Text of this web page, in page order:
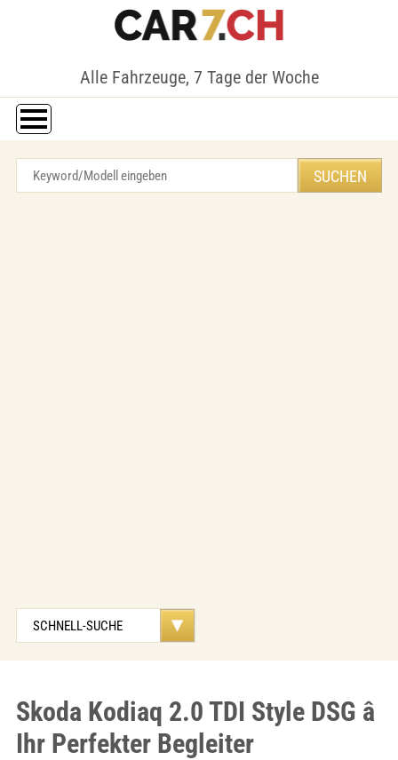
Alle Fahrzeuge, 7 Tage der Woche
Skoda Kodiaq 2.0 TDI Style DSG â
Ihr Perfekter Begleiter